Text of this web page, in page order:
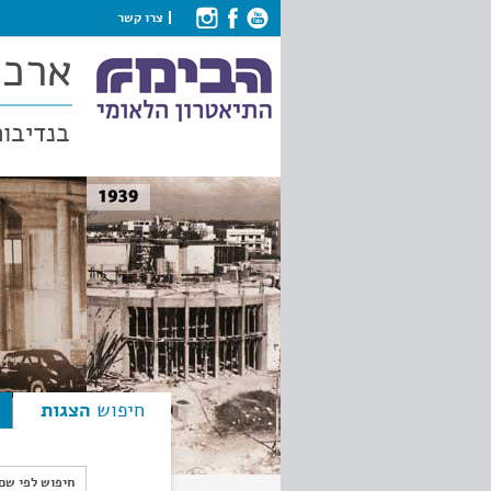
צרו קשר
חיפוש הצגות
חיפוש לפי